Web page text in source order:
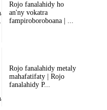
Rojo fanalahidy ho
an'ny vokatra
fampiroboroboana | ...
Rojo fanalahidy metaly
mahafatifaty | Rojo
fanalahidy P...